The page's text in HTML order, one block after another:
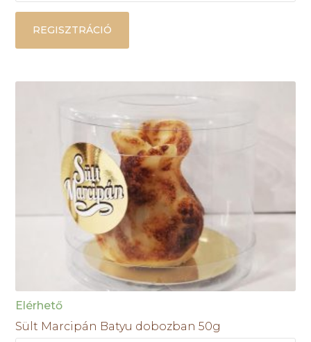
REGISZTRÁCIÓ
Elérhető
Sült Marcipán Batyu dobozban 50g